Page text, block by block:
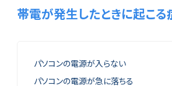
帯電が発生したときに起こる
パソコンの電源が入らない
パソコンの電源が急に落ちる